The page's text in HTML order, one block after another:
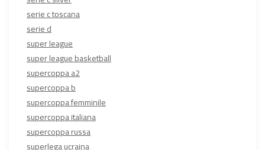
serie c toscana
serie d
super league
super league basketball
supercoppa a2
supercoppa b
supercoppa femminile
supercoppa italiana
supercoppa russa
superlega ucraina